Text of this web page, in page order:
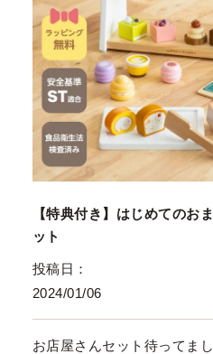
【特典付き】はじめてのお
ット
投稿日
2024/01/06
お店屋さんセット待ってま